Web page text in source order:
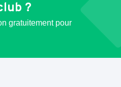
?
gratuitement pour